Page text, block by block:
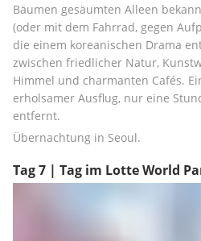
Bäumen gesäumten Alleen
(oder mit dem Fahrrad, gegen
die einem koreanischen Drama
zwischen friedlicher Natur,
Himmel und charmanten Cafés.
erholsamer Ausflug, nur eine
entfernt.
Übernachtung in Seoul.
Tag 7 | Tag im Lotte World